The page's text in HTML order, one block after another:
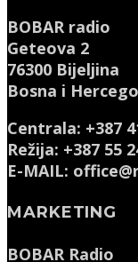
BOBAR radio
Geteova 2
76300 Bijeljina
Bosna i
Centrala: +387
Režija: +387 55
E-MAIL:
MARKETING
BOBAR Radio